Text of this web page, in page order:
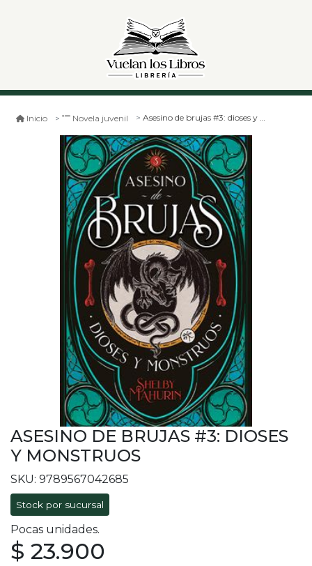
Inicio Novela juvenil Asesino de brujas #3: dioses y monstruos
ASESINO DE BRUJAS #3: DIOSES
Y MONSTRUOS
SKU: 9789567042685
Stock por sucursal
Pocas unidades.
$ 23.900